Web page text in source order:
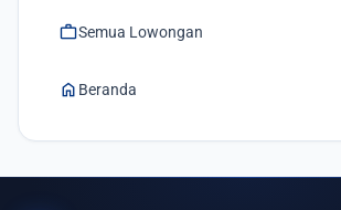
workSemua Lowongan
home Beranda